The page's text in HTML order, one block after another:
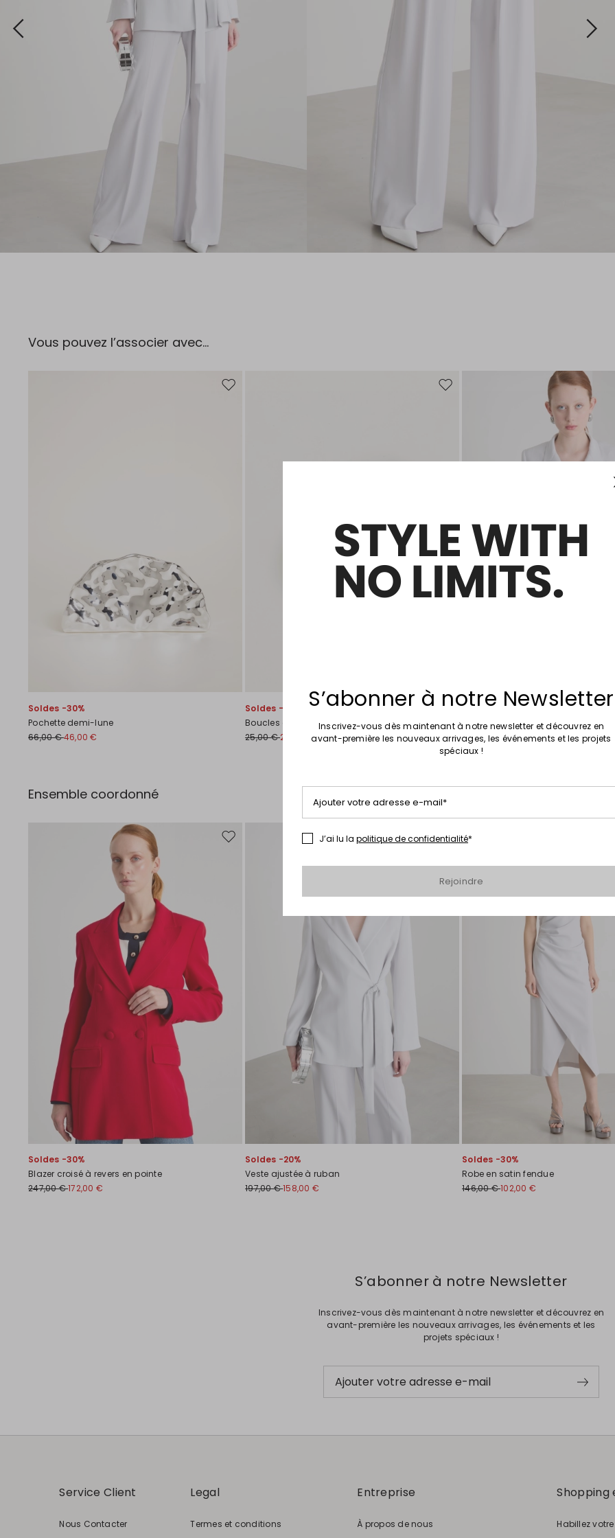
Vous pouvez l’associer avec…
Ajouter vers la liste de souhaits
Soldes -30%
Pochette demi-lune
66,00 €46,00 €
Ajouter vers la liste de souhaits
Soldes -20%
Boucles d'oreilles en métal
25,00 €20,00 €
Soldes -20%
Veste ajustée à ruban
197,00 € 158,00 €
Ensemble coordonné
Ajouter vers la liste de souhaits
Soldes -30%
Blazer croisé à revers en pointe
247,00 €172,00 €
Ajouter vers la liste de souhaits
Soldes -20%
Veste ajustée à ruban
197,00 €158,00 €
Soldes -30%
Robe en satin fendue
146,00 €102,00 €
S’abonner à notre Newsletter
Inscrivez-vous dès maintenant à notre newsletter et découvrez en
avant-première les nouveaux arrivages, les événements et les
projets spéciaux !
Ajouter votre adresse e-mail
Service Client
Nous Contacter
Legal
Termes et conditions
Entreprise
À propos de nous
Shopping
Habillez
S’abonner à notre Newsletter
Inscrivez-vous dès maintenant à notre newsletter et découvrez en
avant-première les nouveaux arrivages, les événements et les projets
spéciaux !
Ajouter votre adresse e-mail*
J’ai lu la politique de confidentialité*
Rejoindre